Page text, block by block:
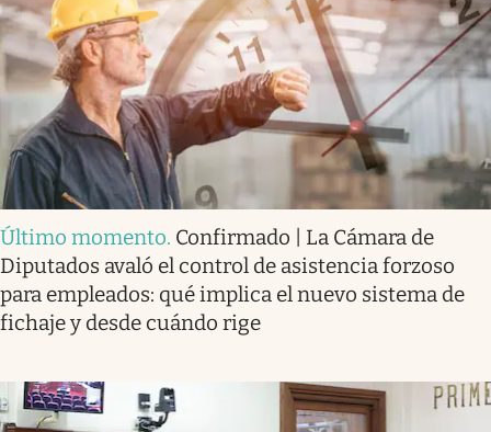
Último momento. Confirmado | La Cámara de
Diputados avaló el control de asistencia forzoso
para empleados: qué implica el nuevo sistema de
fichaje y desde cuándo rige